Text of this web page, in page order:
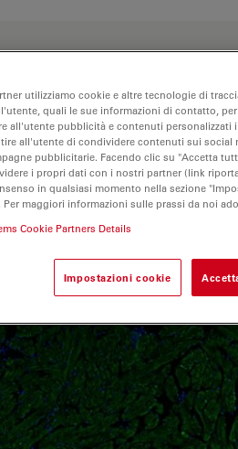
utilizziamo cookie e altre tecnologie di
quali le sue informazioni di contatto,
all'utente pubblicità e contenuti personalizzati
all'utente di condividere contenuti sui social
pubblicitarie. Facendo clic su "Accetta
i propri dati con i nostri partner (link
in qualsiasi momento nella sezione
Per maggiori informazioni sulle prassi da noi
Cookie Partners Details
Impostazioni cookie